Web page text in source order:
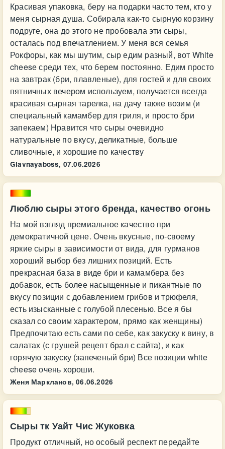
Красивая упаковка, беру на подарки часто тем, кто у
меня сырная душа. Собирала как-то сырную корзину
подруге, она до этого не пробовала эти сыры,
осталась под впечатлением. У меня вся семья
Рокфоры, как мы шутим, сыр едим разный, вот White
cheesе среди тех, что берем постоянно. Едим просто
на завтрак (бри, плавленые), для гостей и для своих
пятничных вечером используем, получается всегда
красивая сырная тарелка, на дачу также возим (и
специальный камамбер для гриля, и просто бри
запекаем) Нравится что сыры очевидно
натуральные по вкусу, деликатные, больше
сливочные, и хорошие по качеству
Glavnayaboss, 07.06.2026
Люблю сыры этого бренда, качество огонь
На мой взгляд премиальное качество при
демократичной цене. Очень вкусные, по-своему
яркие сыры в зависимости от вида, для гурманов
хороший выбор без лишних позиций. Есть
прекрасная база в виде бри и камамбера без
добавок, есть более насыщенные и пикантные по
вкусу позиции с добавлением грибов и трюфеля,
есть изысканные с голубой плесенью. Все я бы
сказал со своим характером, прямо как женщины)
Предпочитаю есть сами по себе, как закуску к вину, в
салатах (с грушей рецепт брал с сайта), и как
горячую закуску (запеченый бри) Все позиции white
cheese очень хороши.
Женя Маркланов, 06.06.2026
Сыры тк Уайт Чис Жуковка
Продукт отличный, но особый респект передайте